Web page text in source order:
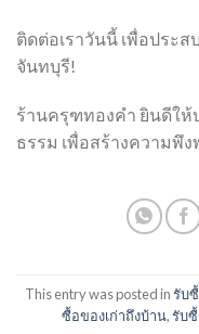
ติดต่อเราวันนี้ เพื่อประ
จันทบุรี!
ร้านครุฑทองคำ ยินดีใ
ธรรม เพื่อสร้างความพึ
This entry was posted inรับ
ซื้อของเก่าถึงบ้าน,รับซื้